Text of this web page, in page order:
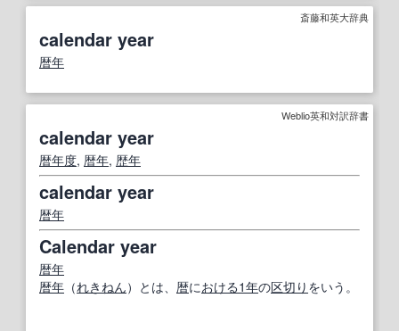
斎藤和英大辞典
calendar year
暦年
Weblio英和対訳辞書
calendar year
暦年度, 暦年, 歴年
calendar year
暦年
Calendar year
暦年
暦年 （れきねん）とは、 暦における1年の区切り をいう。